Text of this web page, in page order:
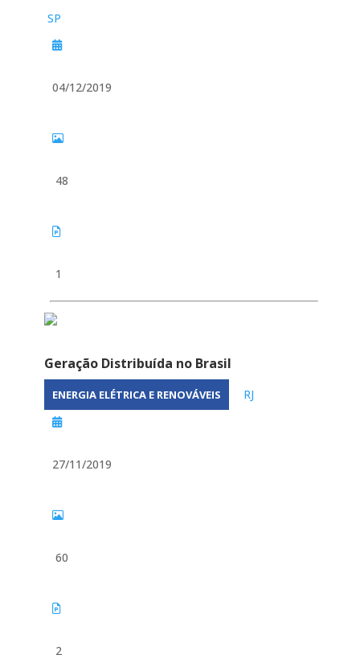
SP
04/12/2019
48
1
Geração Distribuída no Brasil
ENERGIA ELÉTRICA E RENOVÁVEIS RJ
27/11/2019
60
2